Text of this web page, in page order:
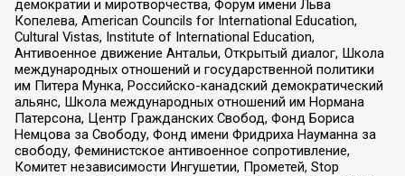
демократии и миротворчества, Форум имени Льва
Копелева, American Councils for International Education,
Cultural Vistas, Institute of International Education,
Антивоенное движение Антальи, Открытый диалог, Школа
международных отношений и государственной политики
им Питера Мунка, Российско-канадский демократический
альянс, Школа международных отношений им Нормана
Патерсона, Центр Гражданских Свобод, Фонд Бориса
Немцова за Свободу, Фонд имени Фридриха Науманна за
свободу, Феминистское антивоенное сопротивление,
Комитет независимости Ингушетии, Прометей, Stop